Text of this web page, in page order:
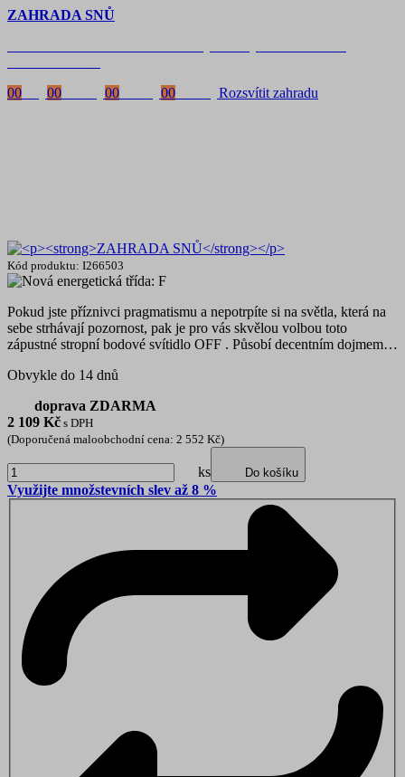
ZAHRADA SNŮ
00
00 00 00 Rozsvítit zahradu
Kód produktu: I266503
Pokud jste příznivci pragmatismu a nepotrpíte si na světla, která na
sebe strhávají pozornost, pak je pro vás skvělou volbou toto
zápustné stropní bodové svítidlo OFF . Působí decentním dojmem…
Obvykle do 14 dnů
doprava ZDARMA
2 109 Kč s DPH
(Doporučená maloobchodní cena: 2 552 Kč)
ks Do košíku
Využijte množstevních slev až 8 %